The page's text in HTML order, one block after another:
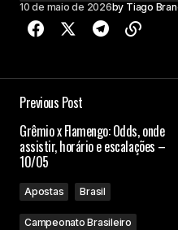
10 de maio de 2026by Tiago
Previous Post
Grêmio x Flamengo: Odds, onde
assistir, horário e escalações –
10/05
Apostas Brasil
Campeonato Brasileiro